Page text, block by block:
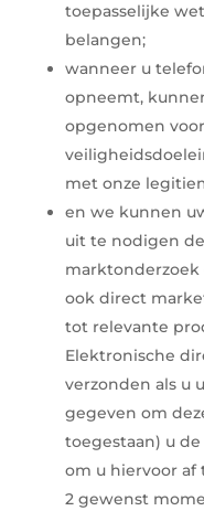
toepasselijke
belangen;
wanneer u
opneemt,
opgenomen
met onze
en we kunnen
uit te nodigen
marktonderzoek
ook direct
tot relevante
Elektronische
verzonden als u
gegeven om
toegestaan) u
om u hiervoor af
2 gewenst